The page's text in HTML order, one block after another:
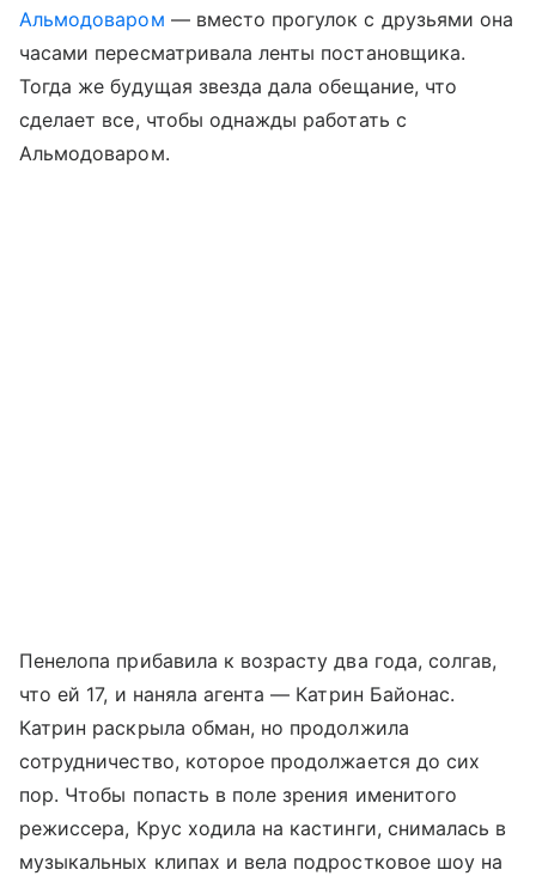
Альмодоваром — вместо прогулок с друзьями она
часами пересматривала ленты постановщика.
Тогда же будущая звезда дала обещание, что
сделает все, чтобы однажды работать с
Альмодоваром.
Пенелопа прибавила к возрасту два года, солгав,
что ей 17, и наняла агента — Катрин Байонас.
Катрин раскрыла обман, но продолжила
сотрудничество, которое продолжается до сих
пор. Чтобы попасть в поле зрения именитого
режиссера, Крус ходила на кастинги, снималась в
музыкальных клипах и вела подростковое шоу на